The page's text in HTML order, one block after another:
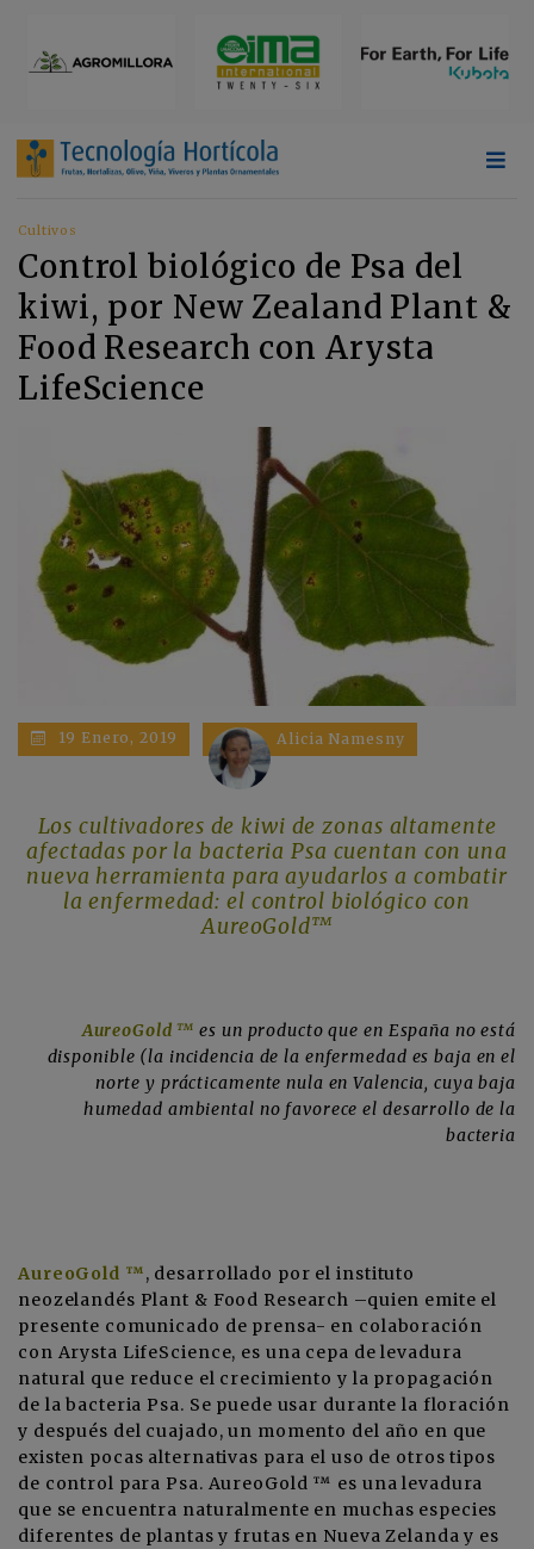
Cultivos
Control biológico de Psa del
kiwi, por New Zealand Plant &
Food Research con Arysta
LifeScience
19 Enero, 2019 Alicia Namesny
Los cultivadores de kiwi de zonas altamente
afectadas por la bacteria Psa cuentan con una
nueva herramienta para ayudarlos a combatir
la enfermedad: el control biológico con
AureoGold™
AureoGold ™es un producto que en España no está
disponible (la incidencia de la enfermedad es baja en el
norte y prácticamente nula en Valencia, cuya baja
humedad ambiental no favorece el desarrollo de la
bacteria
AureoGold ™, desarrollado por el instituto
neozelandés Plant & Food Research –quien emite el
presente comunicado de prensa- en colaboración
con Arysta LifeScience, es una cepa de levadura
natural que reduce el crecimiento y la propagación
de la bacteria Psa. Se puede usar durante la floración
y después del cuajado, un momento del año en que
existen pocas alternativas para el uso de otros tipos
de control para Psa. AureoGold ™ es una levadura
que se encuentra naturalmente en muchas especies
diferentes de plantas y frutas en Nueva Zelanda y es